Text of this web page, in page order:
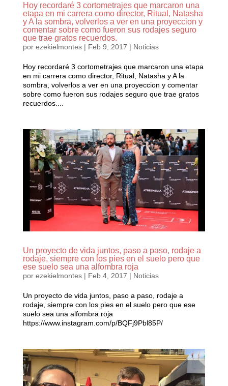
Hoy recordaré 3 cortometrajes que marcaron una
etapa en mi carrera como director, Ritual, Natasha
y A la sombra, volverlos a ver en una proyeccion y
comentar sobre como fueron sus rodajes seguro
que trae gratos recuerdos.
por ezekielmontes| Feb 9, 2017 | Noticias
Hoy recordaré 3 cortometrajes que marcaron una etapa
en mi carrera como director, Ritual, Natasha y A la
sombra, volverlos a ver en una proyeccion y comentar
sobre como fueron sus rodajes seguro que trae gratos
recuerdos....
Un proyecto de vida juntos, paso a paso, rodaje a
rodaje, siempre con los pies en el suelo pero que
ese suelo sea una alfombra roja
por ezekielmontes| Feb 4, 2017 | Noticias
Un proyecto de vida juntos, paso a paso, rodaje a
rodaje, siempre con los pies en el suelo pero que ese
suelo sea una alfombra roja
https://www.instagram.com/p/BQFj9Pbl85P/